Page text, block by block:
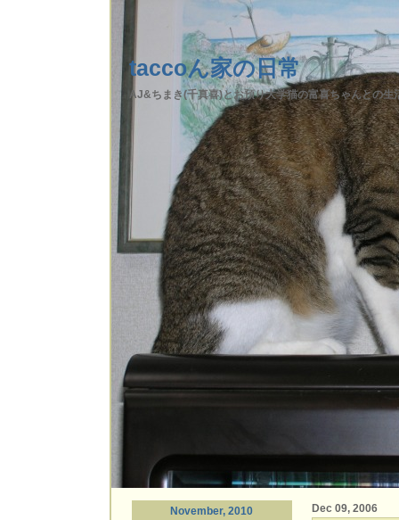
taccoん家の日常
AJ&ちまき(千真喜)とお預り大学猫の富喜ちゃんとの生
November, 2010 Dec 09, 2006